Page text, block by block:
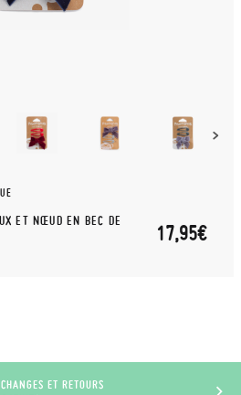
ET NŒUD EN BEC DE
17,95€
ET RETOURS